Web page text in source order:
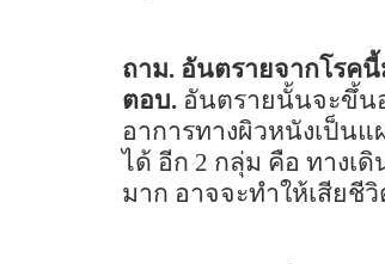
ถาม. อันตรายจากโรค
ตอบ. อันตรายนั้นจะขึ้น
อาการทางผิวหนังเป็นแ
ได้ อีก 2 กลุ่ม คือ ทางเ
มาก อาจจะทำให้เสียชี